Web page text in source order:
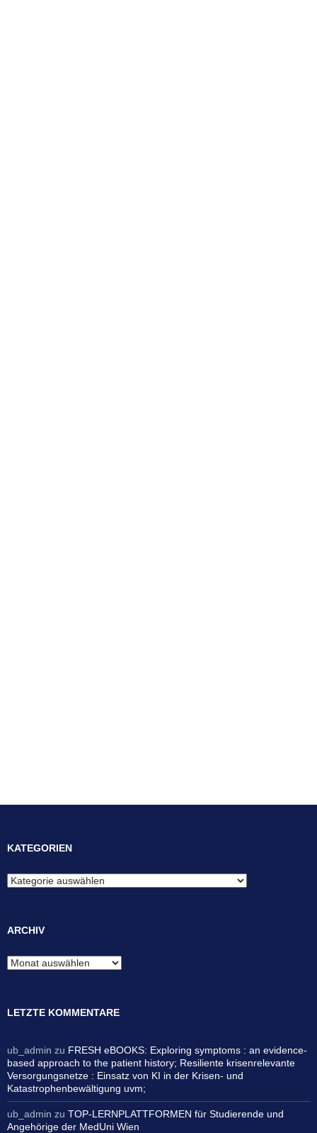
KATEGORIEN
Kategorien
ARCHIV
Archiv
LETZTE KOMMENTARE
ub_admin zu FRESH eBOOKS: Exploring symptoms : an evidence-
based approach to the patient history; Resiliente krisenrelevante
Versorgungsnetze : Einsatz von KI in der Krisen- und
Katastrophenbewältigung uvm;
ub_admin zu TOP-LERNPLATTFORMEN für Studierende und
Angehörige der MedUni Wien